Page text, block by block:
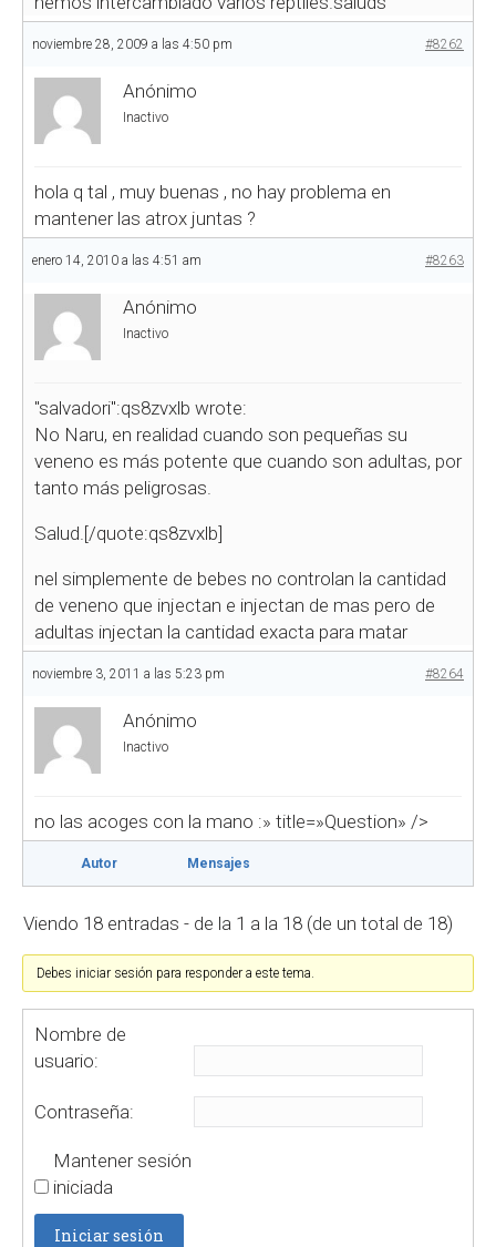
noviembre 28, 2009 a las 4:50 pm #8262
Anónimo
Inactivo
hola q tal , muy buenas , no hay problema en
mantener las atrox juntas ?
enero 14, 2010 a las 4:51 am #8263
Anónimo
Inactivo
"salvadori":qs8zvxlb wrote:
No Naru, en realidad cuando son pequeñas su
veneno es más potente que cuando son adultas, por
tanto más peligrosas.
Salud.[/quote:qs8zvxlb]
nel simplemente de bebes no controlan la cantidad
de veneno que injectan e injectan de mas pero de
adultas injectan la cantidad exacta para matar
noviembre 3, 2011 a las 5:23 pm #8264
Anónimo
Inactivo
no las acoges con la mano :» title=»Question» />
Autor Mensajes
Viendo 18 entradas - de la 1 a la 18 (de un total de 18)
Debes iniciar sesión para responder a este tema.
Nombre de
usuario:
Contraseña:
Mantener sesión
iniciada
Iniciar sesión